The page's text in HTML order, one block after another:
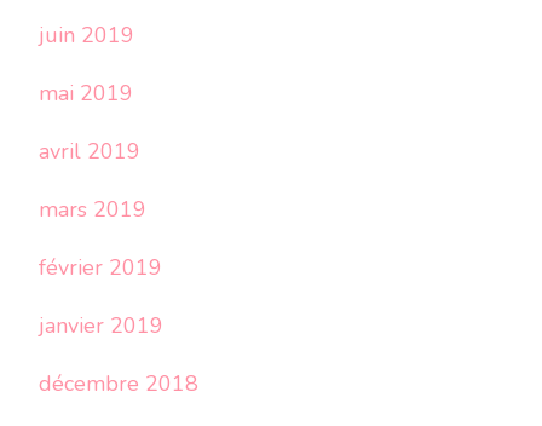
juin 2019
mai 2019
avril 2019
mars 2019
février 2019
janvier 2019
décembre 2018